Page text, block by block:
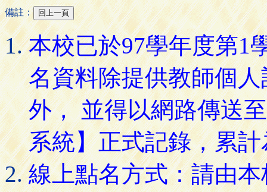
備註：
本校已於97學年度第1
名資料除提供教師個
外， 並得以網路傳送
系統】正式記錄，累
線上點名方式：請由